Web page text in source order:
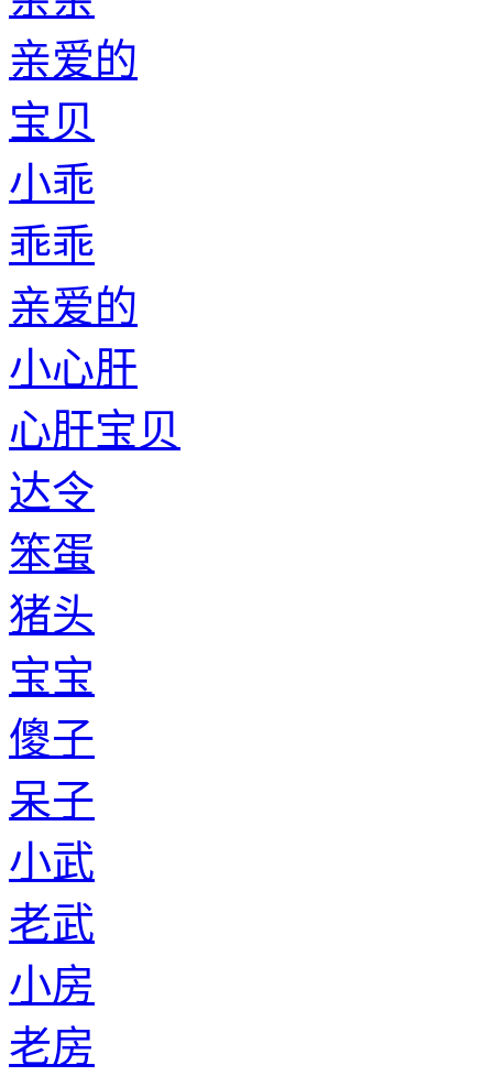
亲爱的
宝贝
小乖
乖乖
亲爱的
小心肝
心肝宝贝
达令
笨蛋
猪头
宝宝
傻子
呆子
小武
老武
小房
老房